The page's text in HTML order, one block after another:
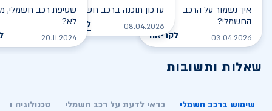
איך נשמור על הרכב
החשמלי?
03.04.2026 לקריאה
עדכון תוכנה ברכב חשמלי
08.04.2026 לקריאה
שטיפת רכב חשמלי,
לא?
20.11.2024
שאלות ותשובות
שימוש ברכב חשמלי כדאי לדעת על רכב חשמלי טכנולוגיה